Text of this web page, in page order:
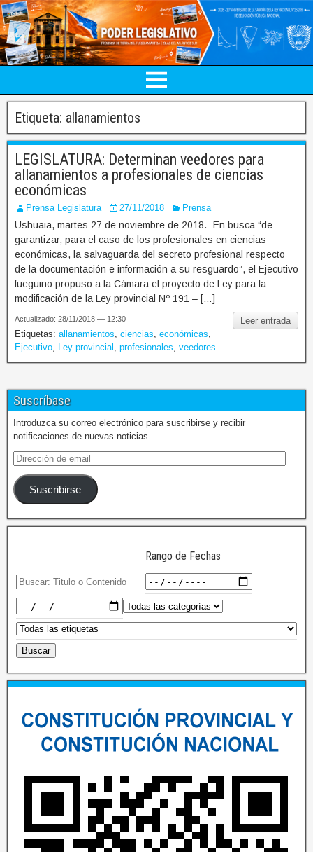
Etiqueta: allanamientos
LEGISLATURA: Determinan veedores para
allanamientos a profesionales de ciencias
económicas
Prensa Legislatura 27/11/2018 Prensa
Ushuaia, martes 27 de noviembre de 2018.- En busca “de
garantizar, para el caso de los profesionales en ciencias
económicas, la salvaguarda del secreto profesional respecto
de la documentación e información a su resguardo”, el Ejecutivo
fueguino propuso a la Cámara el proyecto de Ley para la
modificación de la Ley provincial Nº 191 – […]
Leer entrada
Actualizado: 28/11/2018 — 12:30
Etiquetas: allanamientos ciencias económicas
Ejecutivo
Ley provincial profesionales veedores
Suscríbase
Introduzca su correo electrónico para suscribirse y recibir
notificaciones de nuevas noticias.
Suscribirse
Rango de Fechas